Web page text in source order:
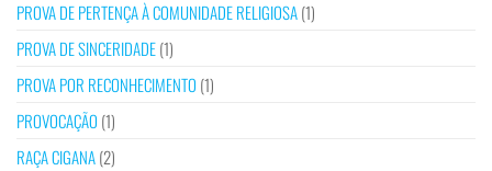
PROVA DE PERTENÇA À COMUNIDADE RELIGIOSA(1)
PROVA DE SINCERIDADE(1)
PROVA POR RECONHECIMENTO (1)
PROVOCAÇÃO (1)
RAÇA CIGANA(2)